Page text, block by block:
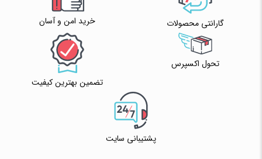
گارانتی محصولات خرید امن و آسان
تحول اکسپرس
تضمین بهترین کیفیت
پشتیبانی سایت